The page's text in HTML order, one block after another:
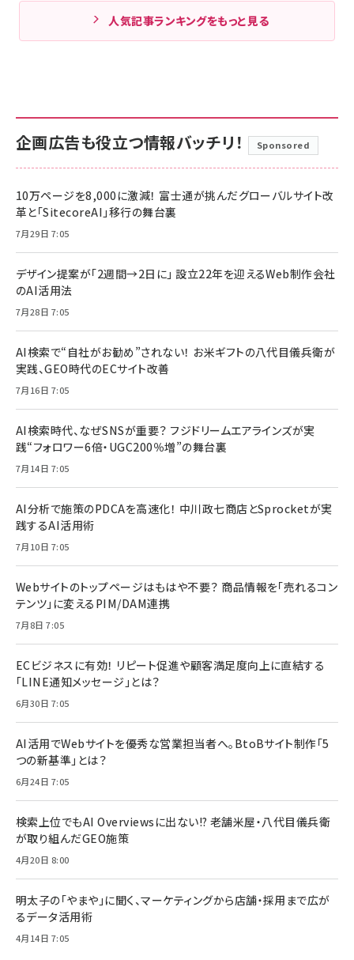
人気記事ランキングをもっと見る
企画広告も役立つ情報バッチリ！ Sponsored
10万ページを8,000に激減！ 富士通が挑んだグローバルサイト改
革と「SitecoreAI」移行の舞台裏
7月29日 7:05
デザイン提案が「2週間→2日に」 設立22年を迎えるWeb制作会社
のAI活用法
7月28日 7:05
AI検索で“自社がお勧め”されない！ お米ギフトの八代目儀兵衛が
実践、GEO時代のECサイト改善
7月16日 7:05
AI検索時代、なぜSNSが重要？ フジドリームエアラインズが実
践“フォロワー6倍・UGC200％増”の舞台裏
7月14日 7:05
AI分析で施策のPDCAを高速化！ 中川政七商店とSprocketが実
践するAI活用術
7月10日 7:05
Webサイトのトップページはもはや不要？ 商品情報を「売れるコン
テンツ」に変えるPIM/DAM連携
7月8日 7:05
ECビジネスに有効！ リピート促進や顧客満足度向上に直結する
「LINE通知メッセージ」とは？
6月30日 7:05
AI活用でWebサイトを優秀な営業担当者へ。BtoBサイト制作「5
つの新基準」とは？
6月24日 7:05
検索上位でもAI Overviewsに出ない!? 老舗米屋・八代目儀兵衛
が取り組んだGEO施策
4月20日 8:00
明太子の「やまや」に聞く、マーケティングから店舗・採用まで広が
るデータ活用術
4月14日 7:05